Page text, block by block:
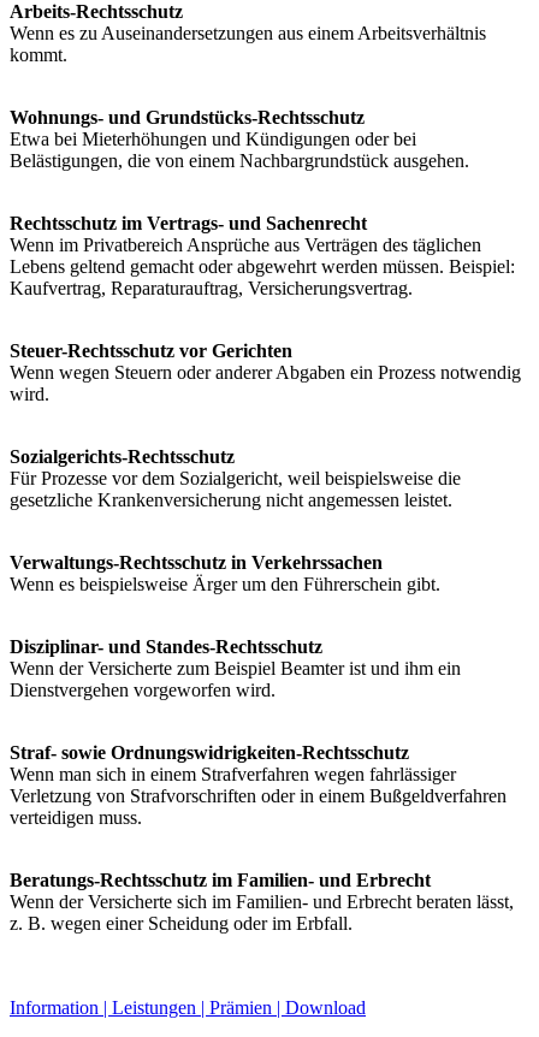
Arbeits-Rechtsschutz
Wenn es zu Auseinandersetzungen aus einem Arbeitsverhältnis
kommt.
Wohnungs- und Grundstücks-Rechtsschutz
Etwa bei Mieterhöhungen und Kündigungen oder bei
Belästigungen, die von einem Nachbargrundstück ausgehen.
Rechtsschutz im Vertrags- und Sachenrecht
Wenn im Privatbereich Ansprüche aus Verträgen des täglichen
Lebens geltend gemacht oder abgewehrt werden müssen. Beispiel:
Kaufvertrag, Reparaturauftrag, Versicherungsvertrag.
Steuer-Rechtsschutz vor Gerichten
Wenn wegen Steuern oder anderer Abgaben ein Prozess notwendig
wird.
Sozialgerichts-Rechtsschutz
Für Prozesse vor dem Sozialgericht, weil beispielsweise die
gesetzliche Krankenversicherung nicht angemessen leistet.
Verwaltungs-Rechtsschutz in Verkehrssachen
Wenn es beispielsweise Ärger um den Führerschein gibt.
Disziplinar- und Standes-Rechtsschutz
Wenn der Versicherte zum Beispiel Beamter ist und ihm ein
Dienstvergehen vorgeworfen wird.
Straf- sowie Ordnungswidrigkeiten-Rechtsschutz
Wenn man sich in einem Strafverfahren wegen fahrlässiger
Verletzung von Strafvorschriften oder in einem Bußgeldverfahren
verteidigen muss.
Beratungs-Rechtsschutz im Familien- und Erbrecht
Wenn der Versicherte sich im Familien- und Erbrecht beraten lässt,
z. B. wegen einer Scheidung oder im Erbfall.
Information | Leistungen | Prämien | Download